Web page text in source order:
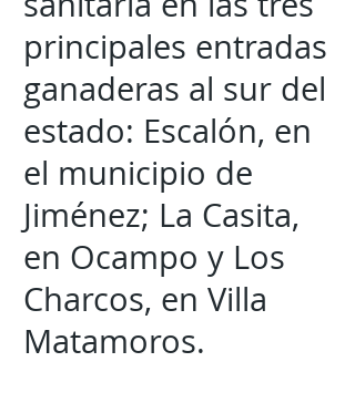
principales entradas
ganaderas al sur del
estado: Escalón, en
el municipio de
Jiménez; La Casita,
en Ocampo y Los
Charcos, en Villa
Matamoros.